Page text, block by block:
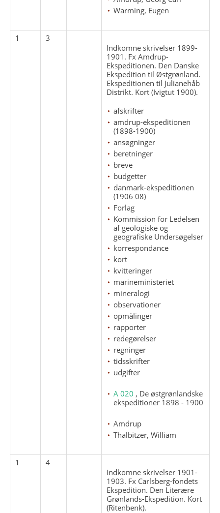
Warming, Eugen
1
3
Indkomne skrivelser 1899-
1901. Fx Amdrup-
Ekspeditionen. Den Danske
Ekspedition til Østgrønland.
Ekspeditionen til Julianehåb
Distrikt. Kort (Ivigtut 1900).
afskrifter
amdrup-ekspeditionen
(1898-1900)
ansøgninger
beretninger
breve
budgetter
danmark-ekspeditionen
(1906 08)
Forlag
Kommission for Ledelsen
af geologiske og
geografiske Undersøgelser
korrespondance
kort
kvitteringer
marineministeriet
mineralogi
observationer
opmålinger
rapporter
redegørelser
regninger
tidsskrifter
udgifter
A 020 , De østgrønlandske
ekspeditioner 1898 - 1900
Amdrup
Thalbitzer, William
1
4
Indkomne skrivelser 1901-
1903. Fx Carlsberg-fondets
Ekspedition. Den Literære
Grønlands-Ekspedition. Kort
(Ritenbenk).